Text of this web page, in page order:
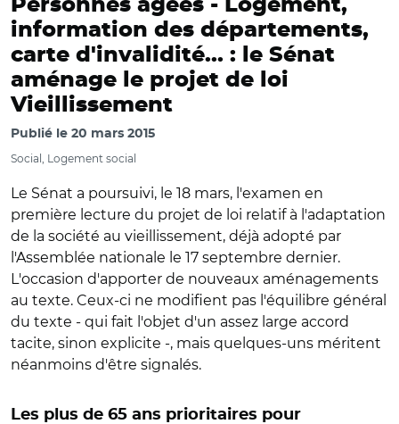
Personnes âgées - Logement,
information des départements,
carte d'invalidité... : le Sénat
aménage le projet de loi
Vieillissement
Publié le 20 mars 2015
Social, Logement social
Le Sénat a poursuivi, le 18 mars, l'examen en
première lecture du projet de loi relatif à l'adaptation
de la société au vieillissement, déjà adopté par
l'Assemblée nationale le 17 septembre dernier.
L'occasion d'apporter de nouveaux aménagements
au texte. Ceux-ci ne modifient pas l'équilibre général
du texte - qui fait l'objet d'un assez large accord
tacite, sinon explicite -, mais quelques-uns méritent
néanmoins d'être signalés.
Les plus de 65 ans prioritaires pour